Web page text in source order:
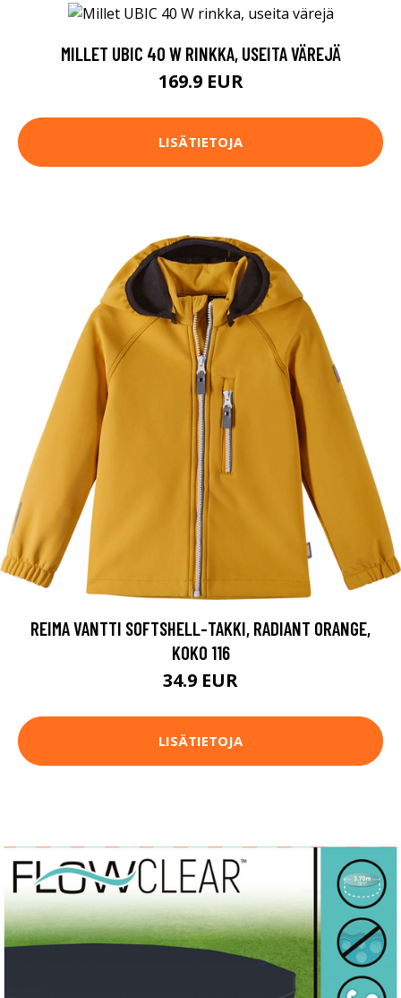
MILLET UBIC 40 W RINKKA, USEITA VÄREJÄ
169.9 EUR
LISÄTIETOJA
REIMA VANTTI SOFTSHELL-TAKKI, RADIANT ORANGE,
KOKO 116
34.9 EUR
LISÄTIETOJA